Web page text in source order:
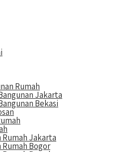
Rumah
Jakarta
Bekasi
Rumah Jakarta
Rumah Bogor